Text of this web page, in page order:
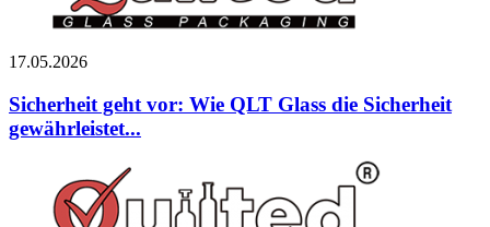
17.05.2026
Sicherheit geht vor: Wie QLT Glass die Sicherheit
gewährleistet...